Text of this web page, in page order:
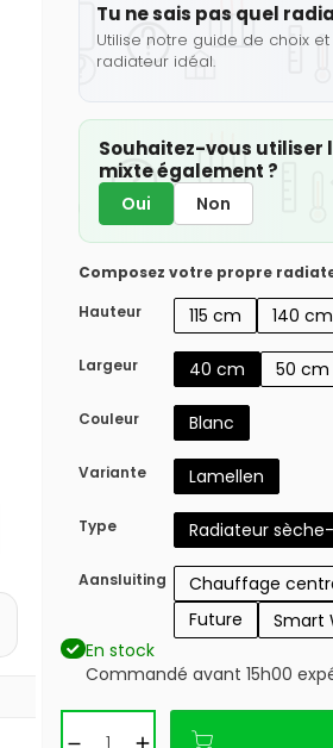
Tu ne sais pas quel
Utilise notre guide de choix
radiateur idéal.
Souhaitez-vous utiliser
mixte également ?
Oui Non
Composez votre propre
Hauteur
115 cm 140 cm
Largeur 40 cm 50 cm
Couleur Blanc
Variante Lamellen
Type Radiateur
Aansluiting Chauffage
Future
Smart
En stock
Commandé avant 15h00